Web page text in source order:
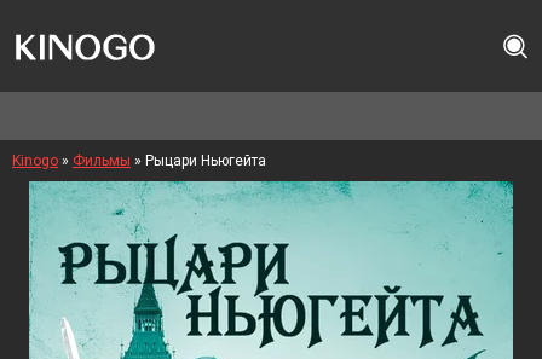
Kinogo » Фильмы » Рыцари Ньюгейта